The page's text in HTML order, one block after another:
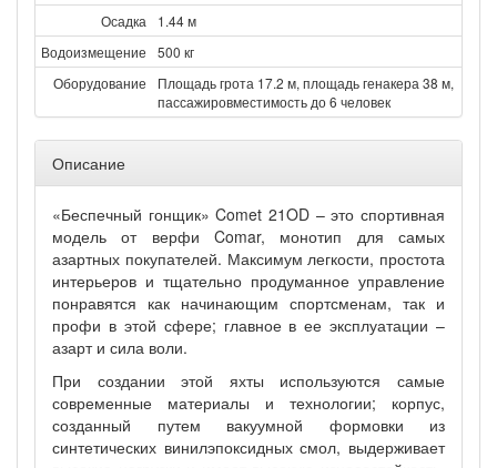
Осадка
1.44 м
Водоизмещение
500 кг
Оборудование
Площадь грота 17.2 м, площадь генакера 38 м,
пассажировместимость до 6 человек
Описание
«Беспечный гонщик» Comet 21OD – это спортивная
модель от верфи Comar, монотип для самых
азартных покупателей. Максимум легкости, простота
интерьеров и тщательно продуманное управление
понравятся как начинающим спортсменам, так и
профи в этой сфере; главное в ее эксплуатации –
азарт и сила воли.
При создании этой яхты используются самые
современные материалы и технологии; корпус,
созданный путем вакуумной формовки из
синтетических винилэпоксидных смол, выдерживает